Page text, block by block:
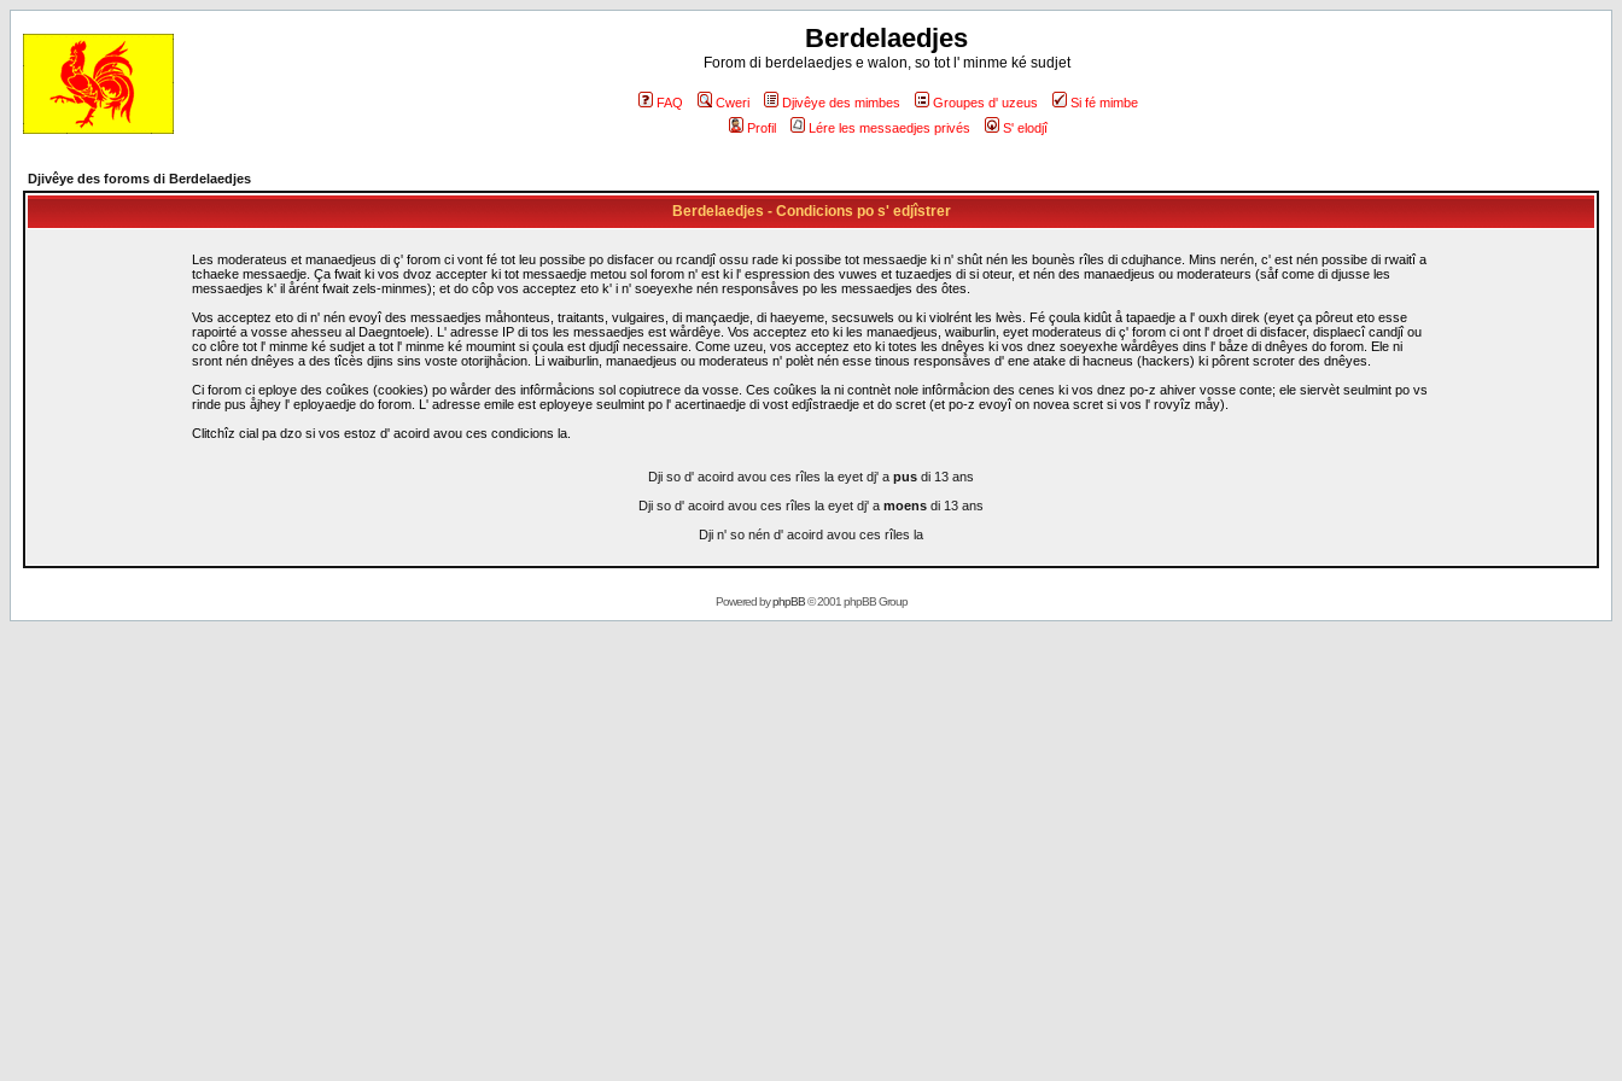
Berdelaedjes
Forom di berdelaedjes e walon, so tot l' minme ké sudjet
FAQ Cweri Djivêye des mimbes Groupes d' uzeus
Si fé mimbe
Profil
Lére les messaedjes privés S' elodjî
Djivêye des foroms di Berdelaedjes
Berdelaedjes - Condicions po s' edjîstrer
Les moderateus et manaedjeus di ç' forom ci vont fé tot leu possibe po disfacer ou rcandjî ossu rade ki possibe tot messaedje ki n' shût nén les bounès rîles di cdujhance. Mins nerén, c' est nén possibe di rwaitî a
tchaeke messaedje. Ça fwait ki vos dvoz accepter ki tot messaedje metou sol forom n' est ki l' espression des vuwes et tuzaedjes di si oteur, et nén des manaedjeus ou moderateurs (såf come di djusse les
messaedjes k' il årént fwait zels-minmes); et do côp vos acceptez eto k' i n' soeyexhe nén responsåves po les messaedjes des ôtes.
Vos acceptez eto di n' nén evoyî des messaedjes måhonteus, traitants, vulgaires, di mançaedje, di haeyeme, secsuwels ou ki violrént les lwès. Fé çoula kidût å tapaedje a l' ouxh direk (eyet ça pôreut eto esse
rapoirté a vosse ahesseu al Daegntoele). L' adresse IP di tos les messaedjes est wårdêye. Vos acceptez eto ki les manaedjeus, waiburlin, eyet moderateus di ç' forom ci ont l' droet di disfacer, displaecî candjî ou
co clôre tot l' minme ké sudjet a tot l' minme ké moumint si çoula est djudjî necessaire. Come uzeu, vos acceptez eto ki totes les dnêyes ki vos dnez soeyexhe wårdêyes dins l' båze di dnêyes do forom. Ele ni
sront nén dnêyes a des tîcès djins sins voste otorijhåcion. Li waiburlin, manaedjeus ou moderateus n' polèt nén esse tinous responsåves d' ene atake di hacneus (hackers) ki pôrent scroter des dnêyes.
Ci forom ci eploye des coûkes (cookies) po wårder des infôrmåcions sol copiutrece da vosse. Ces coûkes la ni contnèt nole infôrmåcion des cenes ki vos dnez po-z ahiver vosse conte; ele siervèt seulmint po vs
rinde pus åjhey l' eployaedje do forom. L' adresse emile est eployeye seulmint po l' acertinaedje di vost edjîstraedje et do scret (et po-z evoyî on novea scret si vos l' rovyîz måy).
Clitchîz cial pa dzo si vos estoz d' acoird avou ces condicions la.
Dji so d' acoird avou ces rîles la eyet dj' a pus di 13 ans
Dji so d' acoird avou ces rîles la eyet dj' a moens di 13 ans
Dji n' so nén d' acoird avou ces rîles la
Powered byphpBB© 2001 phpBB Group